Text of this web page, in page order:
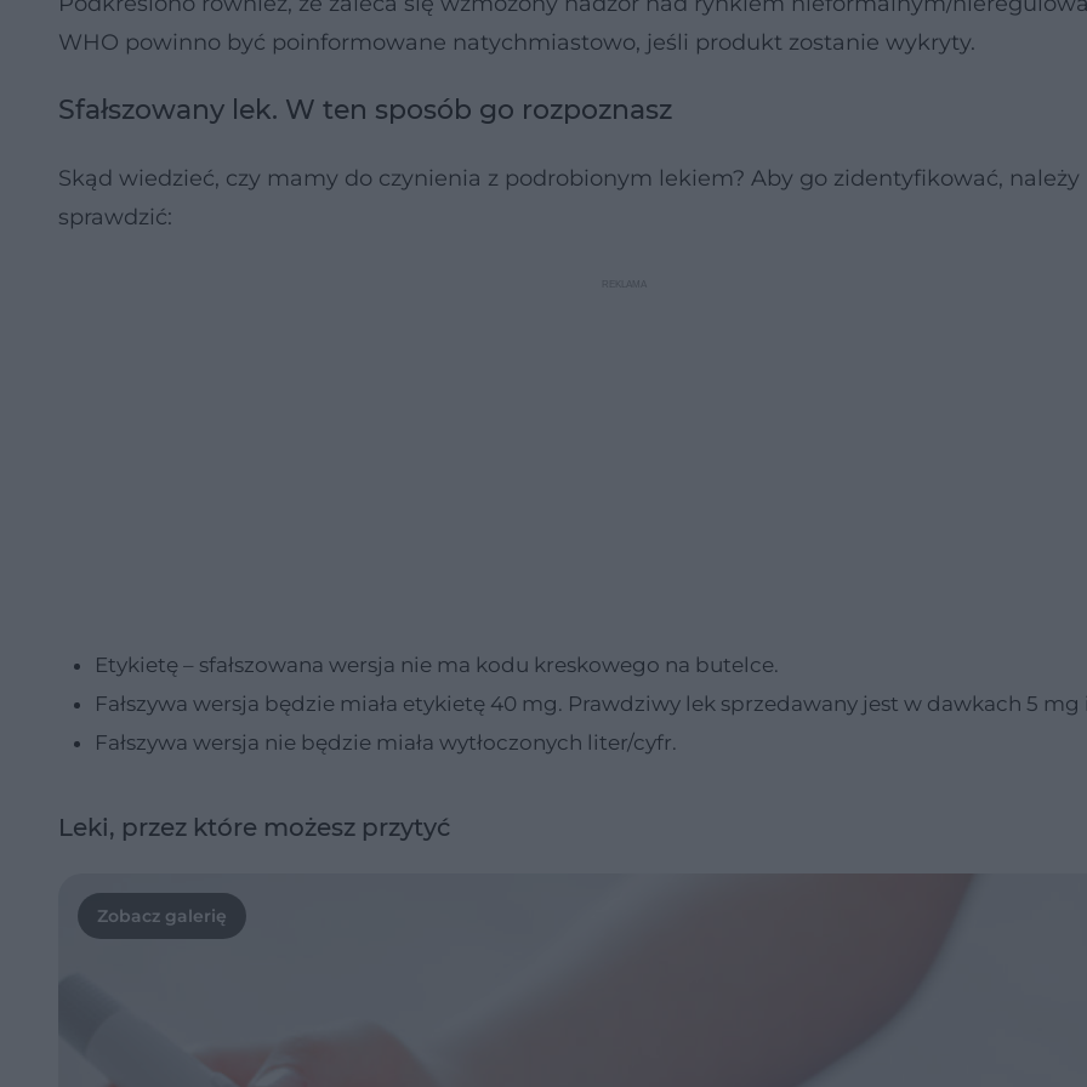
WHO powinno być poinformowane natychmiastowo, jeśli produkt zostanie wykryty.
Sfałszowany lek. W ten sposób go rozpoznasz
Skąd wiedzieć, czy mamy do czynienia z podrobionym lekiem? Aby go zidentyfikować, należy
sprawdzić:
Etykietę – sfałszowana wersja nie ma kodu kreskowego na butelce.
Fałszywa wersja będzie miała etykietę 40 mg. Prawdziwy lek sprzedawany jest w dawkach 5 mg
Fałszywa wersja nie będzie miała wytłoczonych liter/cyfr.
Leki, przez które możesz przytyć